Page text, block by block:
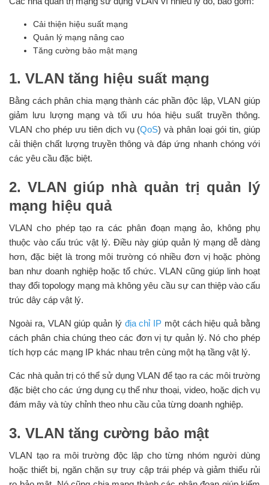
Cải thiện hiệu suất mạng
Quản lý mạng nâng cao
Tăng cường bảo mật mạng
1. VLAN tăng hiệu suất mạng
Bằng cách phân chia mạng thành các phần độc lập, VLAN giúp
giảm lưu lượng mạng và tối ưu hóa hiệu suất truyền thông.
VLAN cho phép ưu tiên dịch vụ (QoS) và phân loại gói tin, giúp
cải thiện chất lượng truyền thông và đáp ứng nhanh chóng với
các yêu cầu đặc biệt.
2. VLAN giúp nhà quản trị quản lý
mạng hiệu quả
VLAN cho phép tạo ra các phân đoạn mạng ảo, không phụ
thuộc vào cấu trúc vật lý. Điều này giúp quản lý mạng dễ dàng
hơn, đặc biệt là trong môi trường có nhiều đơn vị hoặc phòng
ban như doanh nghiệp hoặc tổ chức. VLAN cũng giúp linh hoạt
thay đổi topology mạng mà không yêu cầu sự can thiệp vào cấu
trúc dây cáp vật lý.
Ngoài ra, VLAN giúp quản lý địa chỉ IP một cách hiệu quả bằng
cách phân chia chúng theo các đơn vị tự quản lý. Nó cho phép
tích hợp các mạng IP khác nhau trên cùng một hạ tầng vật lý.
Các nhà quản trị có thể sử dụng VLAN để tạo ra các môi trường
đặc biệt cho các ứng dụng cụ thể như thoại, video, hoặc dịch vụ
đám mây và tùy chỉnh theo nhu cầu của từng doanh nghiệp.
3. VLAN tăng cường bảo mật
VLAN tạo ra môi trường độc lập cho từng nhóm người dùng
hoặc thiết bị, ngăn chặn sự truy cập trái phép và giảm thiểu rủi